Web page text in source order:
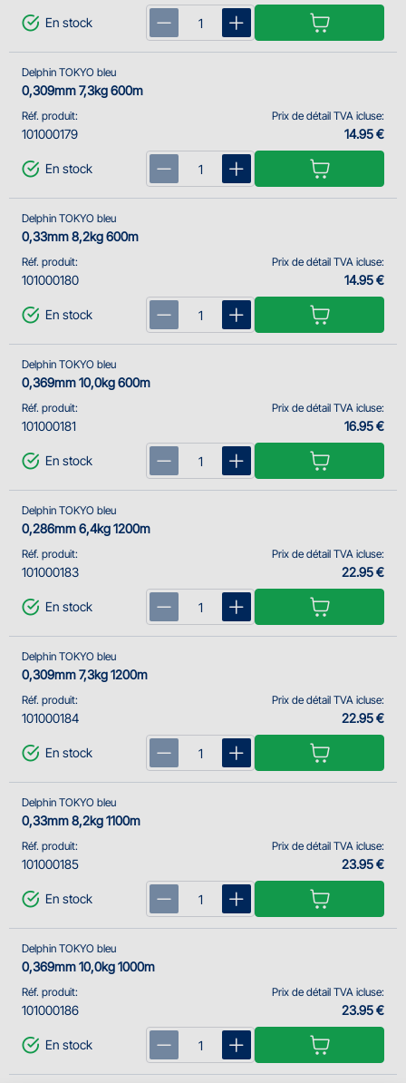
En stock
Réf. produit:
101000179
Delphin TOKYO bleu
0,309mm 7,3kg 600m
Prix de détail TVA icluse:
14.95 €
En stock
Réf. produit:
101000180
Delphin TOKYO bleu
0,33mm 8,2kg 600m
Prix de détail TVA icluse:
14.95 €
En stock
Réf. produit:
101000181
Delphin TOKYO bleu
0,369mm 10,0kg 600m
Prix de détail TVA icluse:
16.95 €
En stock
Réf. produit:
101000183
Delphin TOKYO bleu
0,286mm 6,4kg 1200m
Prix de détail TVA icluse:
22.95 €
En stock
Réf. produit:
101000184
Delphin TOKYO bleu
0,309mm 7,3kg 1200m
Prix de détail TVA icluse:
22.95 €
En stock
Réf. produit:
101000185
Delphin TOKYO bleu
0,33mm 8,2kg 1100m
Prix de détail TVA icluse:
23.95 €
En stock
Réf. produit:
101000186
Delphin TOKYO bleu
0,369mm 10,0kg 1000m
Prix de détail TVA icluse:
23.95 €
En stock